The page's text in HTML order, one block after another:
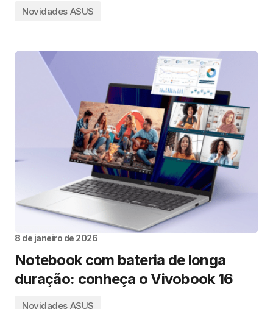
Novidades ASUS
8 de janeiro de 2026
Notebook com bateria de longa
duração: conheça o Vivobook 16
Novidades ASUS